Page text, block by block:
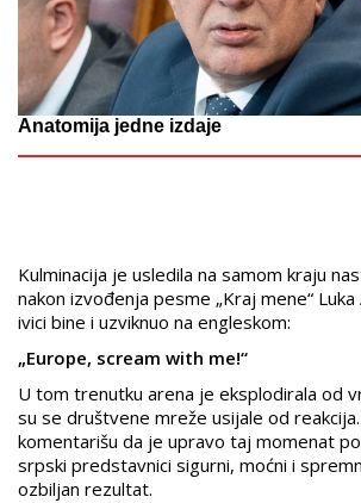
Anatomija jedne izdaje
Kulminacija je usledila na samom kraju
nakon izvođenja pesme „Kraj mene“
ivici bine i uzviknuo na engleskom:
„Europe, scream with me!“
U tom trenutku arena je eksplodirala od
su se društvene mreže usijale od
komentarišu da je upravo taj momenat
srpski predstavnici sigurni, moćni i
ozbiljan rezultat.